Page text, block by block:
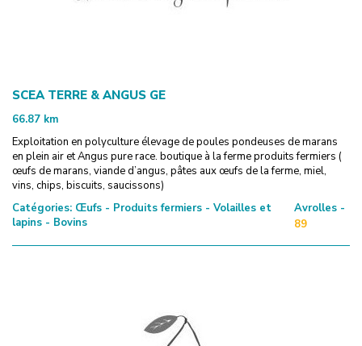
SCEA TERRE & ANGUS GE
66.87 km
Exploitation en polyculture élevage de poules pondeuses de marans
en plein air et Angus pure race. boutique à la ferme produits fermiers (
œufs de marans, viande d’angus, pâtes aux œufs de la ferme, miel,
vins, chips, biscuits, saucissons)
Catégories: Œufs - Produits fermiers - Volailles et
lapins - Bovins
Avrolles -
89